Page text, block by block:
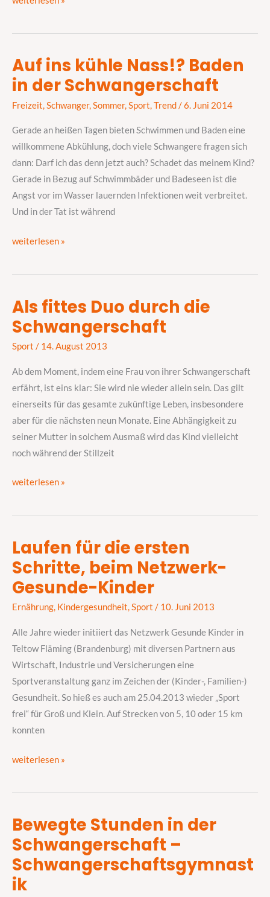
Auf ins kühle Nass!? Baden
in der Schwangerschaft
Freizeit,Schwanger,Sommer,Sport,Trend/6. Juni 2014
Gerade an heißen Tagen bieten Schwimmen und Baden eine
willkommene Abkühlung, doch viele Schwangere fragen sich
dann: Darf ich das denn jetzt auch? Schadet das meinem Kind?
Gerade in Bezug auf Schwimmbäder und Badeseen ist die
Angst vor im Wasser lauernden Infektionen weit verbreitet.
Und in der Tat ist während
Auf
ins
Nass!?
Baden
in
der
Schwangerschaft
weiterlesen »
Als fittes Duo durch die
Schwangerschaft
Sport / 14. August 2013
Ab dem Moment, indem eine Frau von ihrer Schwangerschaft
erfährt, ist eins klar: Sie wird nie wieder allein sein. Das gilt
einerseits für das gesamte zukünftige Leben, insbesondere
aber für die nächsten neun Monate. Eine Abhängigkeit zu
seiner Mutter in solchem Ausmaß wird das Kind vielleicht
noch während der Stillzeit
Als
fittes
durch
die
Schwangerschaft
weiterlesen »
Laufen für die ersten
Schritte, beim Netzwerk-
Gesunde-Kinder
Ernährung, Kindergesundheit,Sport / 10. Juni 2013
Alle Jahre wieder initiiert das Netzwerk Gesunde Kinder in
Teltow Fläming (Brandenburg) mit diversen Partnern aus
Wirtschaft, Industrie und Versicherungen eine
Sportveranstaltung ganz im Zeichen der (Kinder-, Familien-)
Gesundheit. So hieß es auch am 25.04.2013 wieder „Sport
frei“ für Groß und Klein. Auf Strecken von 5, 10 oder 15 km
konnten
Laufen
für
ersten
Schritte,
beim
Netzwerk-
Gesunde-
Kinder
weiterlesen »
Bewegte Stunden in der
Schwangerschaft –
Schwangerschaftsgymnast
ik
Bewegte
Stunden
der
Schwangerschaft